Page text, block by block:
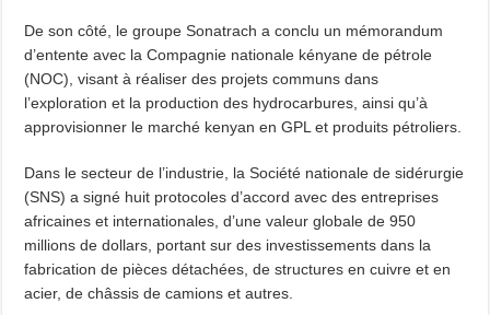
De son côté, le groupe Sonatrach a conclu un mémorandum
d’entente avec la Compagnie nationale kényane de pétrole
(NOC), visant à réaliser des projets communs dans
l’exploration et la production des hydrocarbures, ainsi qu’à
approvisionner le marché kenyan en GPL et produits pétroliers.
Dans le secteur de l’industrie, la Société nationale de sidérurgie
(SNS) a signé huit protocoles d’accord avec des entreprises
africaines et internationales, d’une valeur globale de 950
millions de dollars, portant sur des investissements dans la
fabrication de pièces détachées, de structures en cuivre et en
acier, de châssis de camions et autres.